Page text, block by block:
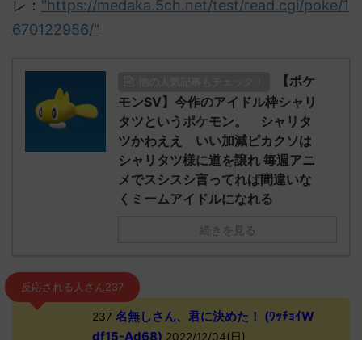
レ： "https://medaka.5ch.net/test/read.cgi/poke/1
670122956/"
【ポケ
モンSV】今作のアイドル枠シャリ
タツというポケモン。 シャリタ
ツかわええ いい加減ピカクソは
シャリタツ様に道を譲れ 毎週アニ
メでスシスシ言ってれば間違いな
くミームアイドルになれる
続きを見る
反応される人さん237
237 名無しさん、君に決めた！ (ﾜｯﾁｮｲW
df15-Ad68) 2022/12/04(日)